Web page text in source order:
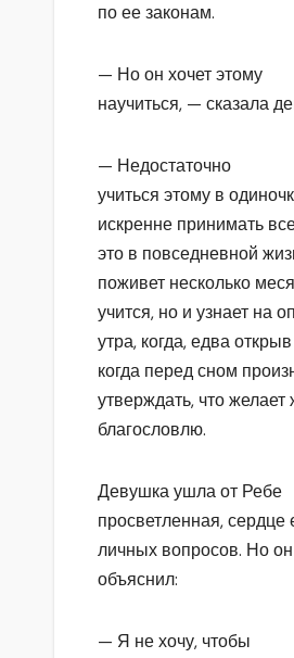
по ее законам.
— Но он хочет этому
научиться, — сказала
— Недостаточно
учиться этому в
искренне принимать
это в повседневной
поживет несколько
учится, но и узнает на
утра, когда, едва
когда перед сном
утверждать, что
благословлю.
Девушка ушла от Ребе
просветленная, сердце
личных вопросов. Но
объяснил:
— Я не хочу, чтобы